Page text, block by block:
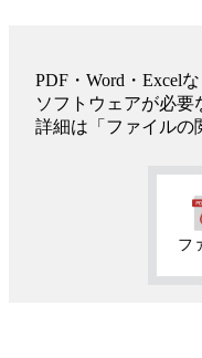
PDF・Word・Excel
ソフトウェアが必要
詳細は「ファイルの
フ